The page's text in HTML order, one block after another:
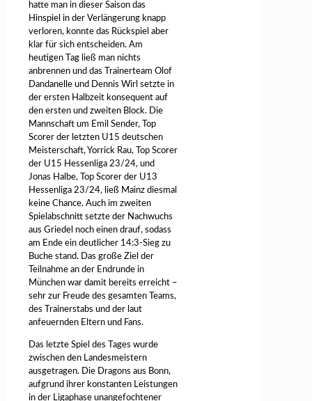
hatte man in dieser Saison das
Hinspiel in der Verlängerung knapp
verloren, konnte das Rückspiel aber
klar für sich entscheiden. Am
heutigen Tag ließ man nichts
anbrennen und das Trainerteam Olof
Dandanelle und Dennis Wirl setzte in
der ersten Halbzeit konsequent auf
den ersten und zweiten Block. Die
Mannschaft um Emil Sender, Top
Scorer der letzten U15 deutschen
Meisterschaft, Yorrick Rau, Top Scorer
der U15 Hessenliga 23/24, und
Jonas Halbe, Top Scorer der U13
Hessenliga 23/24, ließ Mainz diesmal
keine Chance. Auch im zweiten
Spielabschnitt setzte der Nachwuchs
aus Griedel noch einen drauf, sodass
am Ende ein deutlicher 14:3-Sieg zu
Buche stand. Das große Ziel der
Teilnahme an der Endrunde in
München war damit bereits erreicht –
sehr zur Freude des gesamten Teams,
des Trainerstabs und der laut
anfeuernden Eltern und Fans.
Das letzte Spiel des Tages wurde
zwischen den Landesmeistern
ausgetragen. Die Dragons aus Bonn,
aufgrund ihrer konstanten Leistungen
in der Ligaphase unangefochtener